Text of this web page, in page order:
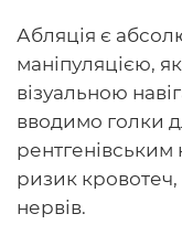
Абляція є
маніпуляцією,
візуальною
вводимо голки
рентгенівським
ризик
нервів.